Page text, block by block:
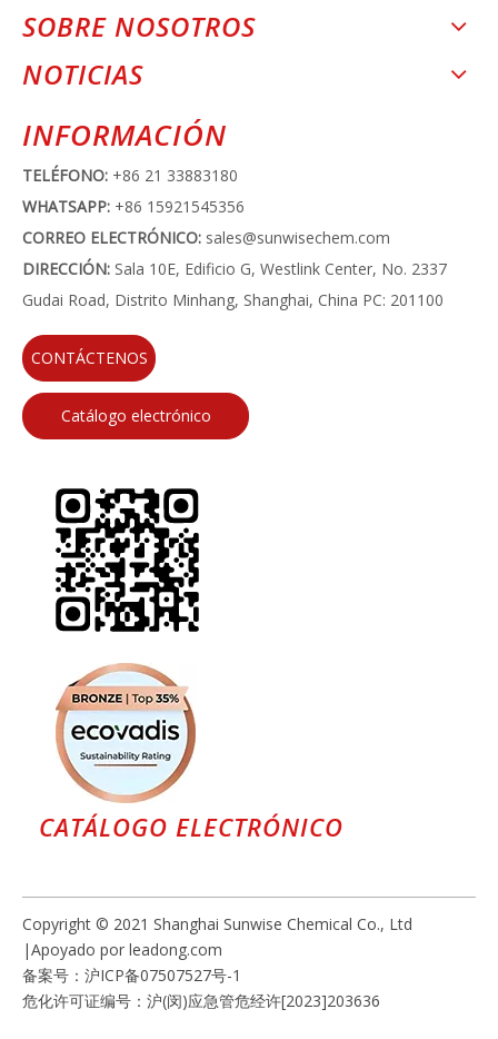
SOBRE NOSOTROS
NOTICIAS
INFORMACIÓN
TELÉFONO: +86 21 33883180
WHATSAPP: +86 15921545356
CORREO ELECTRÓNICO: sales@sunwisechem.com
DIRECCIÓN: Sala 10E, Edificio G, Westlink Center, No. 2337
Gudai Road, Distrito Minhang, Shanghai, China PC: 201100
CONTÁCTENOS
Catálogo electrónico
CATÁLOGO ELECTRÓNICO
Copyright © 2021 Shanghai Sunwise Chemical Co., Ltd
|Apoyado por leadong.com
备案号： 沪ICP备07507527号-1
危化许可证编号：沪(闵)应急管危经许[2023]203636